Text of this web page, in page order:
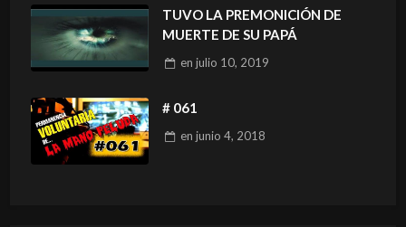
TUVO LA PREMONICIÓN DE
MUERTE DE SU PAPÁ
en julio 10, 2019
# 061
en junio 4, 2018